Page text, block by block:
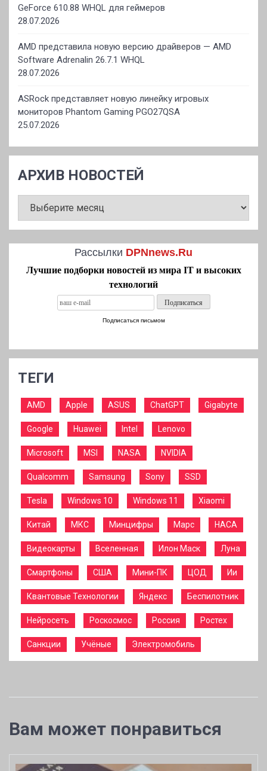
GeForce 610.88 WHQL для геймеров
28.07.2026
AMD представила новую версию драйверов — AMD
Software Adrenalin 26.7.1 WHQL
28.07.2026
ASRock представляет новую линейку игровых
мониторов Phantom Gaming PGO27QSA
25.07.2026
АРХИВ НОВОСТЕЙ
НОВОСТЕЙ
Рассылки DPNnews.Ru
Лучшие подборки новостей из мира IT и высоких
технологий
Подписаться письмом
ТЕГИ
AMD Apple ASUS ChatGPT Gigabyte
Google Huawei Intel Lenovo
Microsoft MSI NASA NVIDIA
Qualcomm Samsung Sony SSD
Tesla Windows 10 Windows 11 Xiaomi
Китай МКС Минцифры Марс НАСА
Видеокарты Вселенная Илон Маск Луна
Смартфоны США Мини-ПК ЦОД Ии
Квантовые Технологии Яндекс Беспилотник
Нейросеть Роскосмос Россия Ростех
Санкции Учёные Электромобиль
Вам может понравиться